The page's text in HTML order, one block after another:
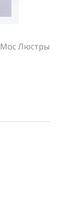
Мос Люстры